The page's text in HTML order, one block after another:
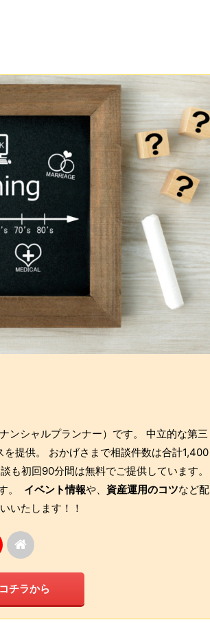
ンシャルプランナー）です。 中立的な第三
提供。 おかげさまで相談件数は合計1,400
も初回90分間は無料でご提供しています。
。 イベント情報や、 資産運用のコツなど配
いたします！！
チラから